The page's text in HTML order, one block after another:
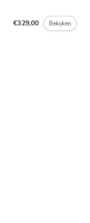
€329,00 Bekijken